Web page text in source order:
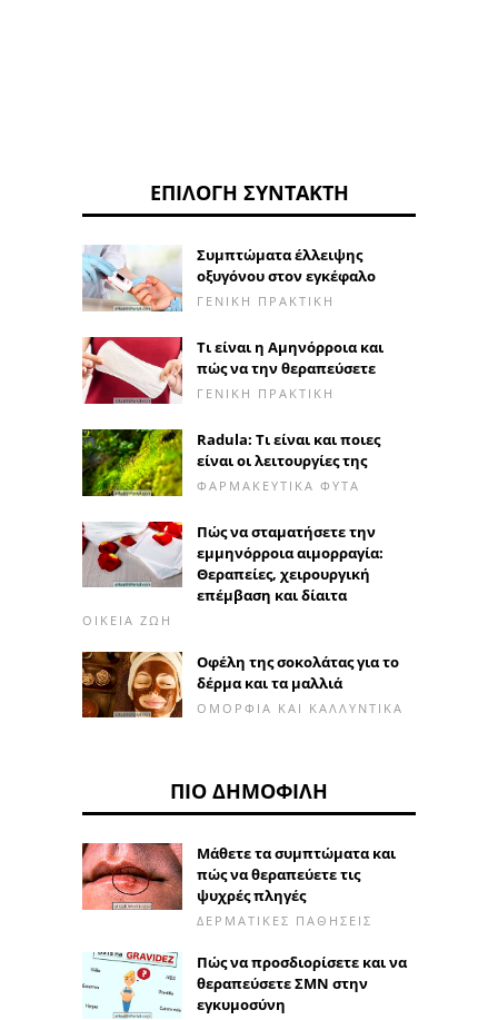
ΕΠΙΛΟΓΉ ΣΥΝΤΆΚΤΗ
Συμπτώματα έλλειψης
οξυγόνου στον εγκέφαλο
ΓΕΝΙΚΉ ΠΡΑΚΤΙΚΉ
Τι είναι η Αμηνόρροια και
πώς να την θεραπεύσετε
ΓΕΝΙΚΉ ΠΡΑΚΤΙΚΉ
Radula: Τι είναι και ποιες
είναι οι λειτουργίες της
ΦΑΡΜΑΚΕΥΤΙΚΆ ΦΥΤΆ
Πώς να σταματήσετε την
εμμηνόρροια αιμορραγία:
Θεραπείες, χειρουργική
επέμβαση και δίαιτα
ΟΙΚΕΊΑ ΖΩΉ
Οφέλη της σοκολάτας για το
δέρμα και τα μαλλιά
ΟΜΟΡΦΙΆ ΚΑΙ ΚΑΛΛΥΝΤΙΚΆ
ΠΙΟ ΔΗΜΟΦΙΛΉ
Μάθετε τα συμπτώματα και
πώς να θεραπεύετε τις
ψυχρές πληγές
ΔΕΡΜΑΤΙΚΈΣ ΠΑΘΉΣΕΙΣ
Πώς να προσδιορίσετε και να
θεραπεύσετε ΣΜΝ στην
εγκυμοσύνη